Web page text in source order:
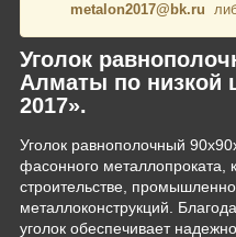
metalon2017@bk.ru
Уголок
Алматы по низкой
2017».
Уголок равнополочный
фасонного металлопроката,
строительстве,
металлоконструкций.
уголок обеспечивает